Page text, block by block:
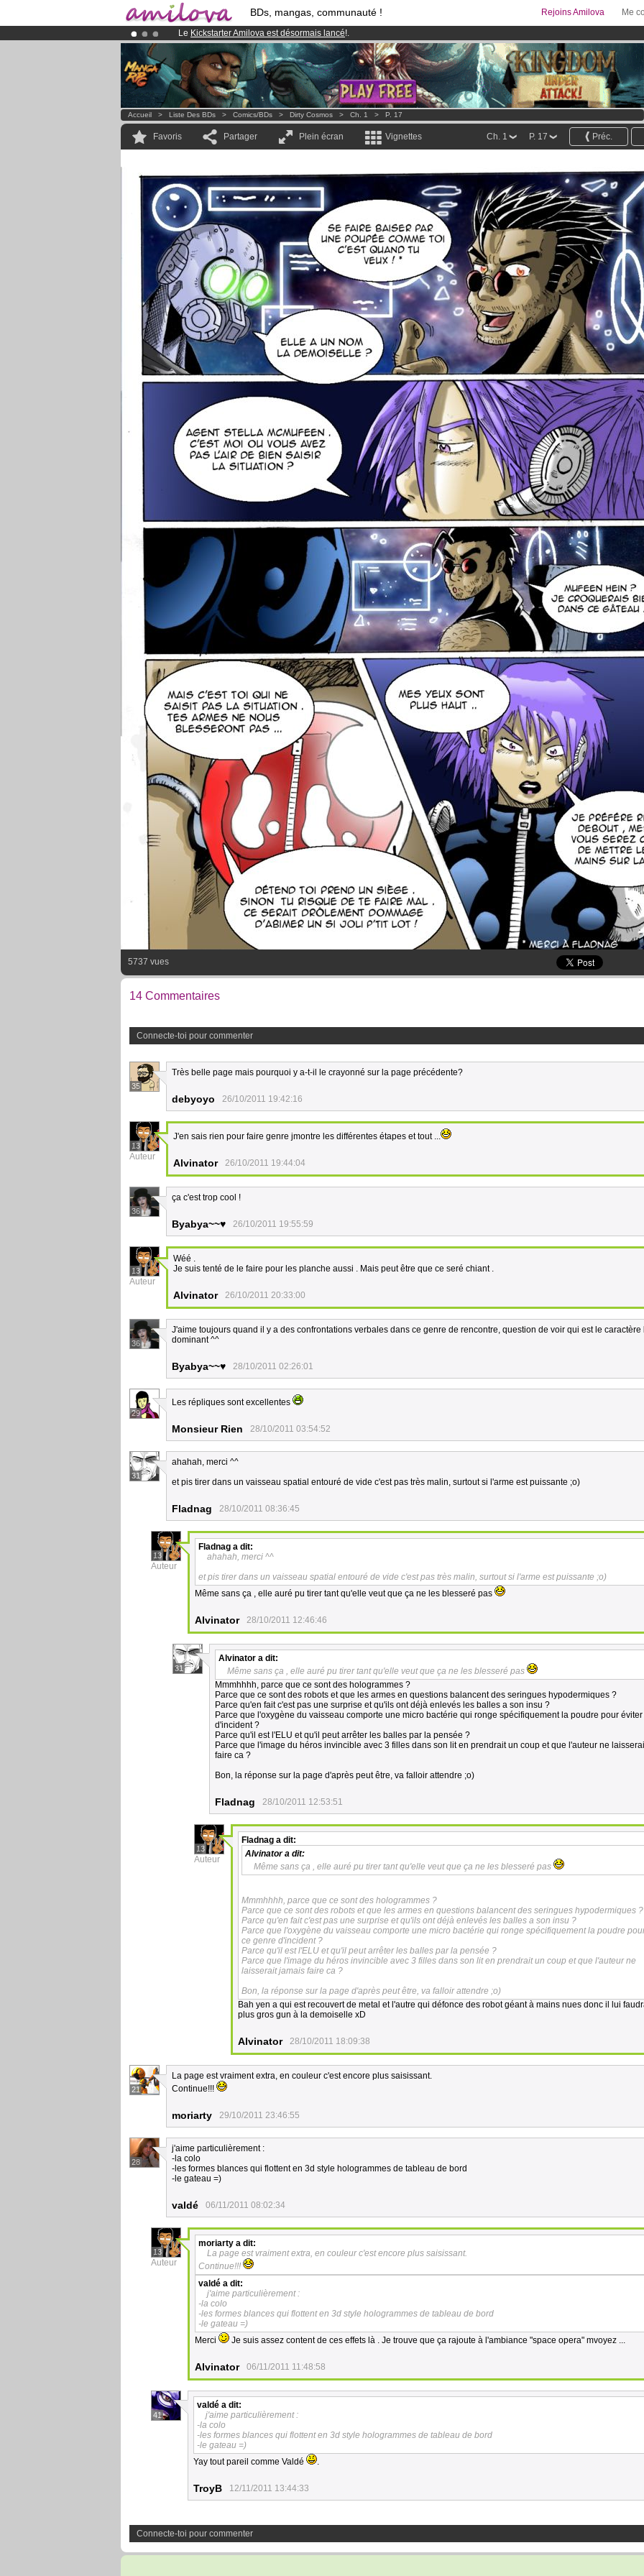
BDs, mangas, communauté ! Me
Rejoins Amilova
Le Kickstarter Amilova est désormais lancé!.
Déjà 100000membreset 1000BDs & Mangas!
Abonnement premium: à partir de
3.95 eurospar mois !Clique ici pour t'abonner
Accueil > Liste Des BDs > Comics/BDs > Dirty Cosmos > Ch. 1 > P. 17
Favoris Partager Plein écran Vignettes Préc.
P. 17
Ch. 1
5737 vues
14 Commentaires
Connecte-toi pour commenter
35
Très belle page mais pourquoi y a-t-il le crayonné sur la page précédente?
debyoyo 26/10/2011 19:42:16
13
Auteur
J'en sais rien pour faire genre jmontre les différentes étapes et tout ...
Alvinator 26/10/2011 19:44:04
36
ça c'est trop cool !
Byabya~~♥ 26/10/2011 19:55:59
13
Auteur
Wéé .
Je suis tenté de le faire pour les planche aussi . Mais peut être que ce seré chiant .
Alvinator 26/10/2011 20:33:00
36
J'aime toujours quand il y a des confrontations verbales dans ce genre de rencontre, question de voir qui est le caractère
dominant ^^
Byabya~~♥ 28/10/2011 02:26:01
29
Les répliques sont excellentes
Monsieur Rien 28/10/2011 03:54:52
31
ahahah, merci ^^
et pis tirer dans un vaisseau spatial entouré de vide c'est pas très malin, surtout si l'arme est puissante ;o)
Fladnag 28/10/2011 08:36:45
13
Auteur
Fladnag a dit:
ahahah, merci ^^
et pis tirer dans un vaisseau spatial entouré de vide c'est pas très malin, surtout si l'arme est puissante ;o)
Même sans ça , elle auré pu tirer tant qu'elle veut que ça ne les blesseré pas
Alvinator 28/10/2011 12:46:46
31
Alvinator a dit:
Même sans ça , elle auré pu tirer tant qu'elle veut que ça ne les blesseré pas
Mmmhhhh, parce que ce sont des hologrammes ?
Parce que ce sont des robots et que les armes en questions balancent des seringues hypodermiques ?
Parce qu'en fait c'est pas une surprise et qu'ils ont déjà enlevés les balles a son insu ?
Parce que l'oxygène du vaisseau comporte une micro bactérie qui ronge spécifiquement la poudre pour
d'incident ?
Parce qu'il est l'ELU et qu'il peut arrêter les balles par la pensée ?
Parce que l'image du héros invincible avec 3 filles dans son lit en prendrait un coup et que l'auteur ne
faire ca ?
Bon, la réponse sur la page d'après peut être, va falloir attendre ;o)
Fladnag 28/10/2011 12:53:51
13
Auteur
Fladnag a dit:
Alvinatora dit:
Même sans ça , elle auré pu tirer tant qu'elle veut que ça ne les blesseré pas
Mmmhhhh, parce que ce sont des hologrammes ?
Parce que ce sont des robots et que les armes en questions balancent des seringues hypodermiques ?
Parce qu'en fait c'est pas une surprise et qu'ils ont déjà enlevés les balles a son insu ?
Parce que l'oxygène du vaisseau comporte une micro bactérie qui ronge spécifiquement la poudre
ce genre d'incident ?
Parce qu'il est l'ELU et qu'il peut arrêter les balles par la pensée ?
Parce que l'image du héros invincible avec 3 filles dans son lit en prendrait un coup et que l'auteur ne
laisserait jamais faire ca ?
Bon, la réponse sur la page d'après peut être, va falloir attendre ;o)
Bah yen a qui est recouvert de metal et l'autre qui défonce des robot géant à mains nues donc il lui
plus gros gun à la demoiselle xD
Alvinator 28/10/2011 18:09:38
21
La page est vraiment extra, en couleur c'est encore plus saisissant.
Continue!!!
moriarty 29/10/2011 23:46:55
28
j'aime particulièrement :
-la colo
-les formes blances qui flottent en 3d style hologrammes de tableau de bord
-le gateau =)
valdé 06/11/2011 08:02:34
13
Auteur
moriarty a dit:
La page est vraiment extra, en couleur c'est encore plus saisissant.
Continue!!!
valdé a dit:
j'aime particulièrement :
-la colo
-les formes blances qui flottent en 3d style hologrammes de tableau de bord
-le gateau =)
Merci
Je suis assez content de ces effets là . Je trouve que ça rajoute à l'ambiance "space opera" mvoyez ...
Alvinator 06/11/2011 11:48:58
41
valdé a dit:
j'aime particulièrement :
-la colo
-les formes blances qui flottent en 3d style hologrammes de tableau de bord
-le gateau =)
Yay tout pareil comme Valdé
.
TroyB 12/11/2011 13:44:33
Connecte-toi pour commenter